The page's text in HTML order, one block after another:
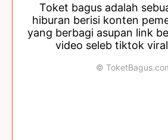
Toket bagus adalah
hiburan berisi konten
yang berbagi asupan link
video seleb tiktok
©